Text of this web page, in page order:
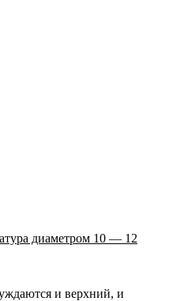
диаметром 10 — 12
и верхний, и